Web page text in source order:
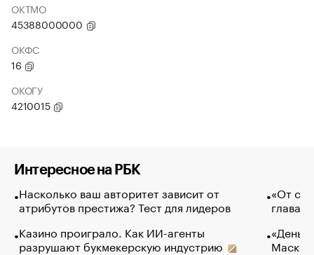
ОКТМО
45388000000
ОКФС
16
ОКОГУ
4210015
Интересное на РБК
Насколько ваш авторитет зависит от
атрибутов престижа? Тест для лидеров
Казино проиграло. Как ИИ-агенты
разрушают букмекерскую индустрию
«От
глава
Маск в